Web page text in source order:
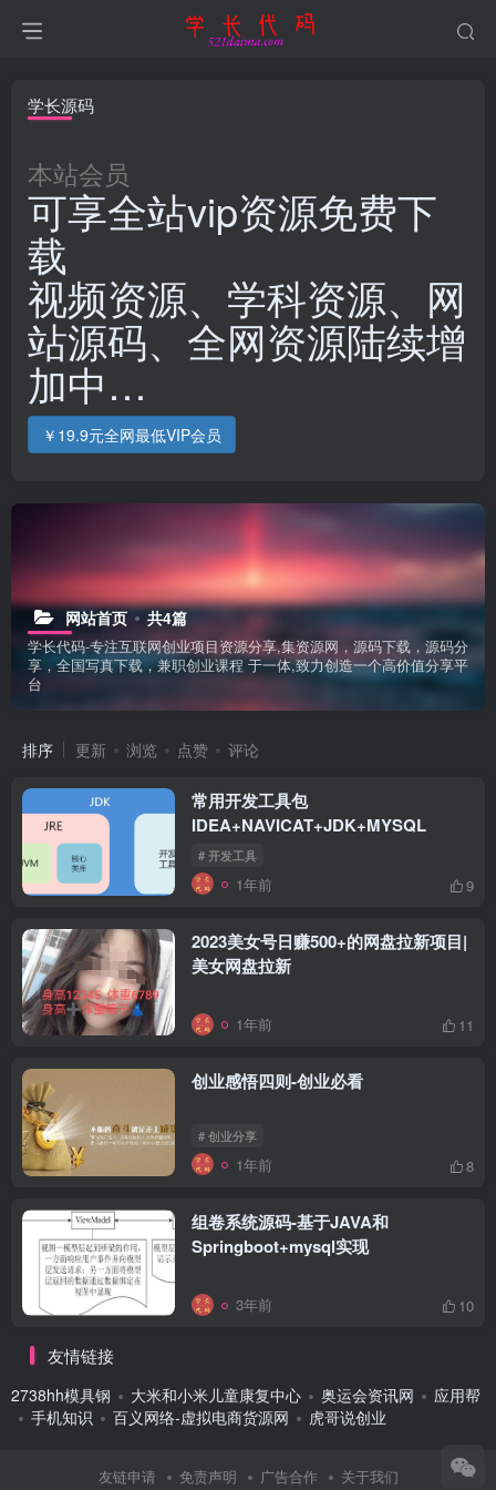
学长源码
本站会员
可享全站vip资源免费下
载
视频资源、学科资源、网
站源码、全网资源陆续增
加中…
￥19.9元全网最低VIP会员
网站首页 共4篇
学长代码-专注互联网创业项目资源分享,集资源网，源码下载，源码分
享，全国写真下载，兼职创业课程 于一体,致力创造一个高价值分享平
台
排序 更新 浏览 点赞 评论
常用开发工具包
IDEA+NAVICAT+JDK+MYSQL
# 开发工具
1年前 9
2023美女号日赚500+的网盘拉新项目|
美女网盘拉新
1年前 11
创业感悟四则-创业必看
# 创业分享
1年前 8
组卷系统源码-基于JAVA和
Springboot+mysql实现
3年前 10
友情链接
2738hh模具钢 大米和小米儿童康复中心 奥运会资讯网
应用帮
手机知识
百义网络-虚拟电商货源网 虎哥说创业
友链申请 免责声明 广告合作 关于我们